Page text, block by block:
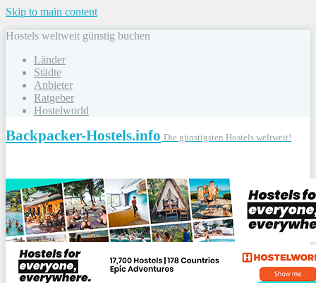
Skip to main content
Hostels weltweit günstig buchen
Länder
Städte
Anbieter
Ratgeber
Hostelworld
Backpacker-Hostels.info Die günstigsten Hostels weltweit!